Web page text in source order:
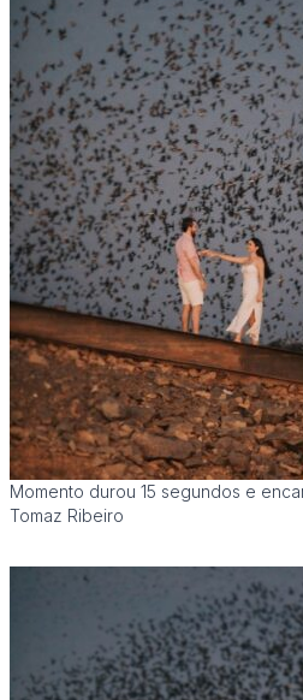
Momento durou 15 segundos e
Tomaz Ribeiro